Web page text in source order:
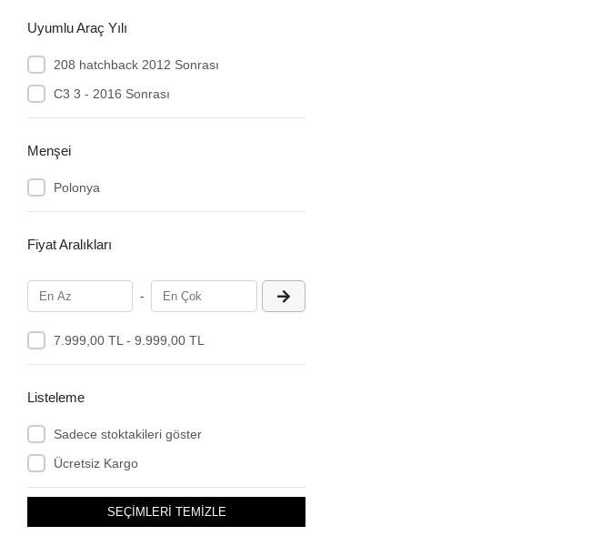
Uyumlu Araç Yılı
208 hatchback 2012 Sonrası
C3 3 - 2016 Sonrası
Menşei
Polonya
Fiyat Aralıkları
-
7.999,00 TL - 9.999,00 TL
Listeleme
Sadece stoktakileri göster
Ücretsiz Kargo
SEÇİMLERİ TEMİZLE